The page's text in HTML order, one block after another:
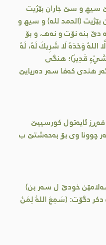
و سێ جاران بێژیت
(الحمد لله) و سیھ و
دێ بنه‌ نۆت و نه‌هـ، و بۆ
اللهُ وَحْدَهُ لَا شَرِيكَ لَهُ، لَهُ
قَدِيرٌ)؛ هنگی
هندی كه‌فا سه‌ر ده‌ریایێ
ئایەتول کورسییێ
چوونا وی بۆ به‌حەشتێ ب
خودێ ل سه‌ر بن)
دگۆت: (سَمِعَ اللهُ لِمَنْ